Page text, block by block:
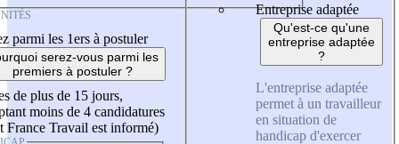
parmi les 1ers à postuler
serez-vous parmi les
premiers à postuler ?
de plus de 15 jours,
moins de 4 candidatures
France Travail est informé)
Entreprise adaptée
Qu'est-ce qu'une
entreprise adaptée
?
L'entreprise adaptée
permet à un travailleur
en situation de
handicap d'exercer